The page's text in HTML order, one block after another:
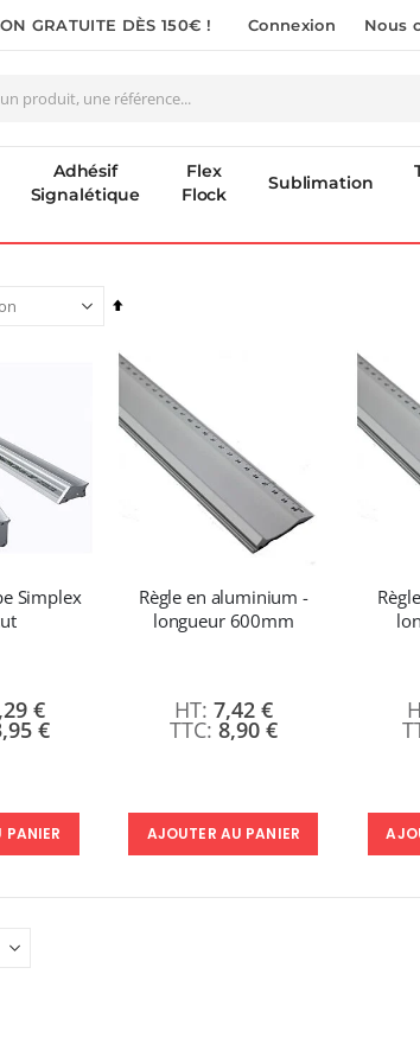
GRATUITE DÈS 150€ ! Connexion Nous
Adhésif
Signalétique
Flex
Flock
Sublimation
Par
décroissant
Simplex
€
€
PANIER
Règle en aluminium -
longueur 600mm
8,90 €
7,42 €
AJOUTER AU PANIER
Nouveauté ! Tour de rangement pour Flex ou Vinyle - 36 emplacements
59,99 €
€
Imprimante Versiflex Objet et Textile : Kit Versiflex SG1000
0,00 €
0,00 €